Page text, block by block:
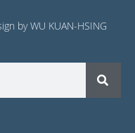
by WU KUAN-HSING